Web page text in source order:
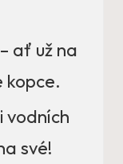
ať už na
kopce.
vodních
své!